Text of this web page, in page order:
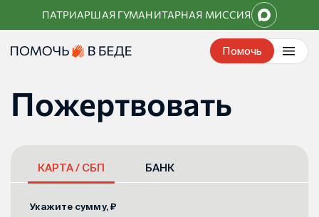
Перейти
к
контенту
ПАТРИАРШАЯ ГУМАНИТАРНАЯ МИССИЯ
Помочь
Пожертвовать
КАРТА / СБП БАНК
Укажите сумму, ₽